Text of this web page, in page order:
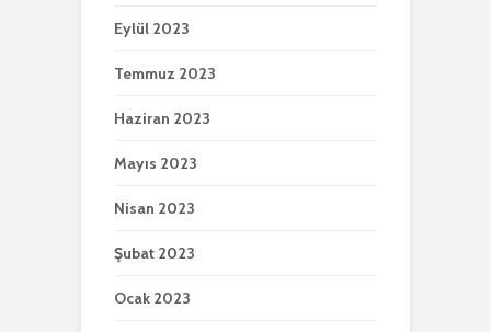
Eylül 2023
Temmuz 2023
Haziran 2023
Mayıs 2023
Nisan 2023
Şubat 2023
Ocak 2023